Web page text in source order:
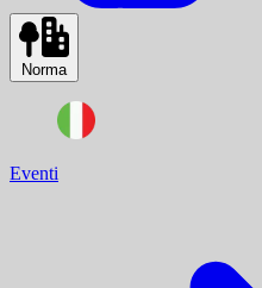
Norma
Eventi